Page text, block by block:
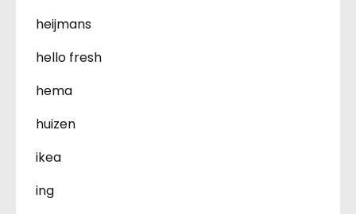
heijmans
hello fresh
hema
huizen
ikea
ing